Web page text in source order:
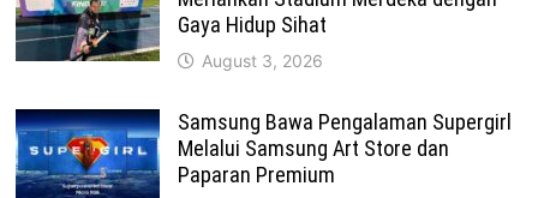
Gaya Hidup Sihat
August 3, 2026
Samsung Bawa Pengalaman Supergirl
Melalui Samsung Art Store dan
Paparan Premium